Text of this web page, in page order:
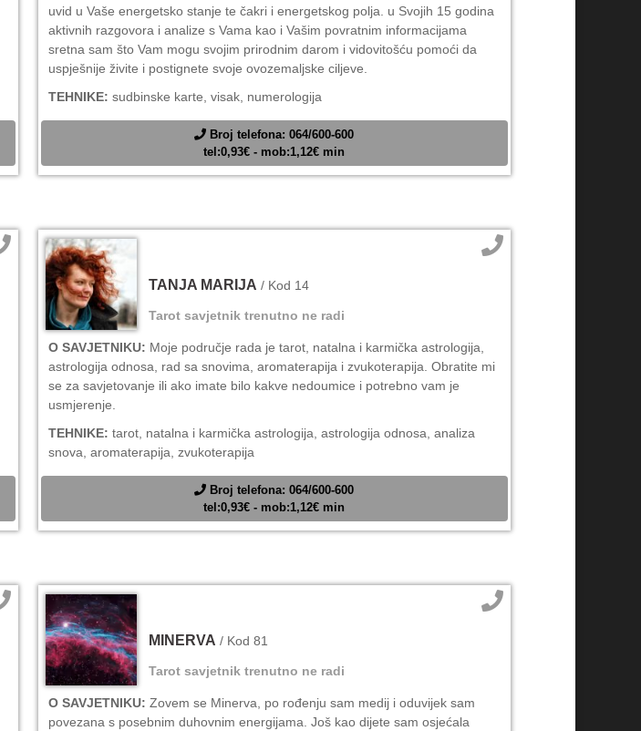
uvid u Vaše energetsko stanje te čakri i energetskog polja. u Svojih 15 godina
aktivnih razgovora i analize s Vama kao i Vašim povratnim informacijama
sretna sam što Vam mogu svojim prirodnim darom i vidovitošću pomoći da
uspješnije živite i postignete svoje ovozemaljske ciljeve.
TEHNIKE: sudbinske karte, visak, numerologija
Broj telefona: 064/600-600
tel:0,93€ - mob:1,12€ min
TANJA MARIJA / Kod 14
Tarot savjetnik trenutno ne radi
O SAVJETNIKU: Moje područje rada je tarot, natalna i karmička astrologija,
astrologija odnosa, rad sa snovima, aromaterapija i zvukoterapija. Obratite mi
se za savjetovanje ili ako imate bilo kakve nedoumice i potrebno vam je
usmjerenje.
TEHNIKE: tarot, natalna i karmička astrologija, astrologija odnosa, analiza
snova, aromaterapija, zvukoterapija
Broj telefona: 064/600-600
tel:0,93€ - mob:1,12€ min
MINERVA / Kod 81
Tarot savjetnik trenutno ne radi
O SAVJETNIKU: Zovem se Minerva, po rođenju sam medij i oduvijek sam
povezana s posebnim duhovnim energijama. Još kao dijete sam osjećala